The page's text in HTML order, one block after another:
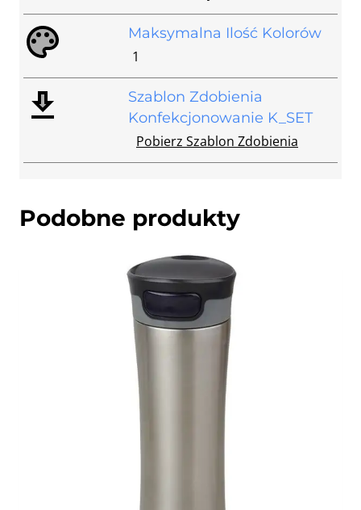
Maksymalna Ilość Kolorów
1
Szablon Zdobienia
Konfekcjonowanie K_SET
Pobierz Szablon Zdobienia
Podobne produkty